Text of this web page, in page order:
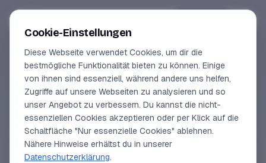
Online-Kurse
Vorschau
Erfahrungen
Lehrbuchautor
SEGELLEXIKON
Wahre Ortszeit
Die wahre Ortszeit (WOZ) richtet sich nur nach der
Cookie-Einstellungen
Diese Webseite verwendet Cookies, um dir die
bestmögliche Funktionalität bieten zu können. Einige
von ihnen sind essenziell, während andere uns helfen,
Zugriffe auf unsere Webseiten zu analysieren und so
unser Angebot zu verbessern. Du kannst die nicht-
essenziellen Cookies akzeptieren oder per Klick auf die
Schaltfläche "Nur essenzielle Cookies" ablehnen.
Nähere Hinweise erhältst du in unserer
Datenschutzerklärung.